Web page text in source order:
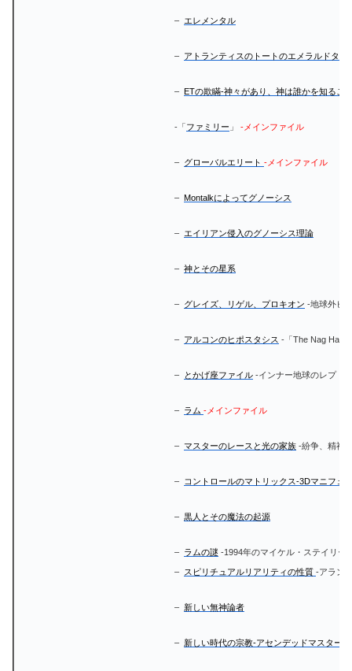
– エレメンタル
– アトランティスのトートのエメラルドタブ
– ETの欺瞞-神々があり、神は誰かを知るこ
-「 ファミリー 」 -メインファイル
– グローバルエリート -メインファイル
– Montalkによってグノーシス
– エイリアン侵入のグノーシス理論
– 神とその星系
– グレイズ、リゲル、プロキオン -地球外ヒ
– アルコンのヒポスタシス -「The Nag
– とかげ座ファイル -インナー地球のレプト
– ラム -メインファイル
– マスターのレースと光の家族 -紛争、精神
– コントロールのマトリックス-3Dマニフェ
– 黒人とその魔法の起源
– ラムの謎 -1994年のマイケル・ステイリー
– スピリチュアルリアリティの性質 -アラン
– 新しい無神論者
– 新しい時代の宗教-アセンデッドマスター